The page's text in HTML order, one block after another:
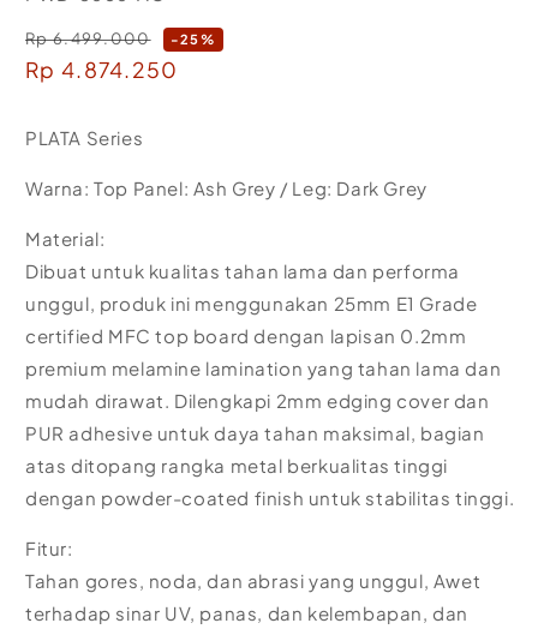
Regular
price
Rp 6.499.000 -25%
Sale
Rp 4.874.250
PLATA Series
Warna: Top Panel: Ash Grey / Leg: Dark Grey
Material:
Dibuat untuk kualitas tahan lama dan performa
unggul, produk ini menggunakan 25mm E1 Grade
certified MFC top board dengan lapisan 0.2mm
premium melamine lamination yang tahan lama dan
mudah dirawat. Dilengkapi 2mm edging cover dan
PUR adhesive untuk daya tahan maksimal, bagian
atas ditopang rangka metal berkualitas tinggi
dengan powder-coated finish untuk stabilitas tinggi.
Fitur:
Tahan gores, noda, dan abrasi yang unggul, Awet
terhadap sinar UV, panas, dan kelembapan, dan